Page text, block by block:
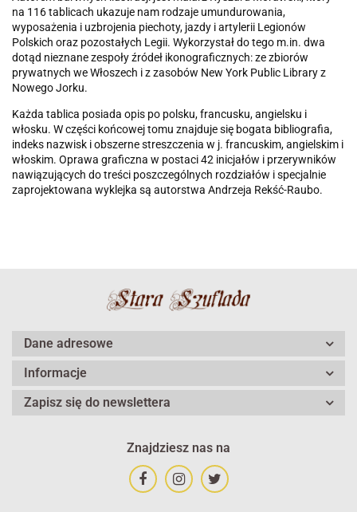
na 116 tablicach ukazuje nam rodzaje umundurowania,
wyposażenia i uzbrojenia piechoty, jazdy i artylerii Legionów
Polskich oraz pozostałych Legii. Wykorzystał do tego m.in. dwa
dotąd nieznane zespoły źródeł ikonograficznych: ze zbiorów
prywatnych we Włoszech i z zasobów New York Public Library z
Nowego Jorku.
Każda tablica posiada opis po polsku, francusku, angielsku i
włosku. W części końcowej tomu znajduje się bogata bibliografia,
indeks nazwisk i obszerne streszczenia w j. francuskim, angielskim i
włoskim. Oprawa graficzna w postaci 42 inicjałów i przerywników
nawiązujących do treści poszczególnych rozdziałów i specjalnie
zaprojektowana wyklejka są autorstwa Andrzeja Rekść-Raubo.
Dane adresowe
Informacje
Zapisz się do newslettera
Znajdziesz nas na